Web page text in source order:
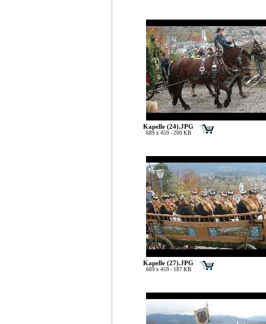
Kapelle (24).JPG
689 x 459 - 200 KB
Kapelle (27).JPG
689 x 459 - 187 KB